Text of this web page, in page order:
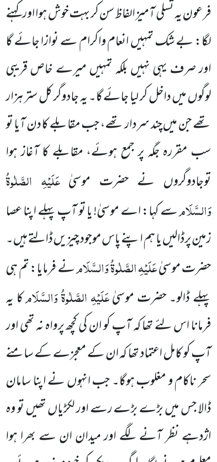
فرعون یہ تسلی آمیز الفاظ سن کر بہت خوش ہوا اور کہنے
لگا: بے شک تمہیں انعام واکرام سے نوازا جائے گا
اور صرف یہی نہیں بلکہ تمہیں میرے خاص قریبی
لوگوں میں داخل کر لیا جائے گا۔ یہ جادوگر کل ستر ہزار
تھے جن میں چند سردار تھے، جب مقابلے کا دن آیا تو
سب مقررہ جگہ پر جمع ہوئے، مقابلے کا آغاز ہوا
توجادوگروں نے حضرت موسیٰعَلَیْہِ الصَّلٰوۃُ
وَالسَّلَامسے کہا: اے موسیٰ!یا تو آپ پہلے اپنا عصا
زمین پرڈالیں یا ہم اپنے پاس موجود چیزیں ڈالتے ہیں۔
حضرت موسیٰعَلَیْہِ الصَّلٰوۃُ وَالسَّلَامنے فرمایا:تم ہی
پہلے ڈالو۔ حضرت موسیٰعَلَیْہِ الصَّلٰوۃُ وَالسَّلَامکا یہ
فرمانا اس لئے تھا کہ آپ کو ان کی کچھ پرواہ نہ تھی اور
آپ کو کامل اعتمادتھا کہ ان کے معجزے کے سامنے
سحر ناکام و مغلوب ہوگا۔ جب انہوں نے اپنا سامان
ڈالا جس میں بڑے بڑے رسے اور لکڑیاں تھیں تو وہ
اژدہے نظر آنے لگے اور میدان ان سے بھرا ہوا